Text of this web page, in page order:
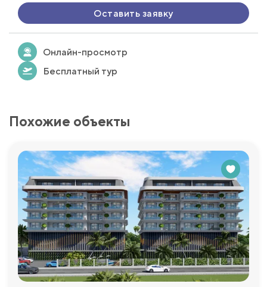
Оставить заявку
Онлайн-просмотр
Бесплатный тур
Похожие объекты